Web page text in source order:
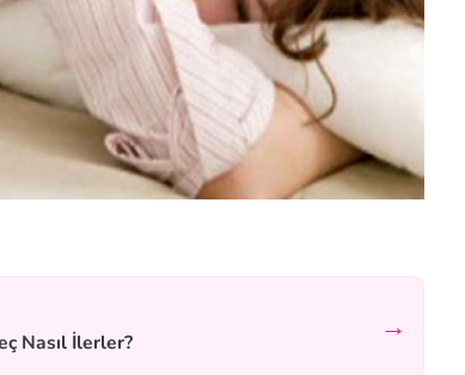
Nasıl İlerler? →